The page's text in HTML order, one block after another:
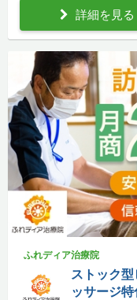
詳細を見る
ふれディア治療院
ストック
ッサージ